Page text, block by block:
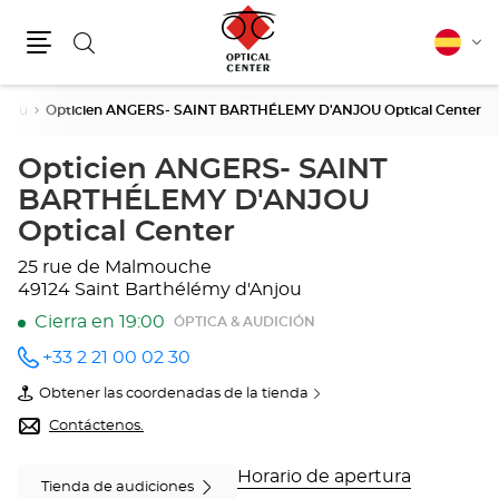
Buscar Español
Opticien ANGERS- SAINT BARTHÉLEMY D'ANJOU Optical Center
Opticien ANGERS- SAINT
BARTHÉLEMY D'ANJOU
Optical Center
25 rue de Malmouche
49124 Saint Barthélémy d'Anjou
Cierra en 19:00
ÓPTICA & AUDICIÓN
número
de
teléfono
+33 2 21 00 02 30
Obtener las coordenadas de la tienda
de
Opticien
ANGERS-
D'ANJOU
Contáctenos.
Tienda de audiciones
Horario de apertura